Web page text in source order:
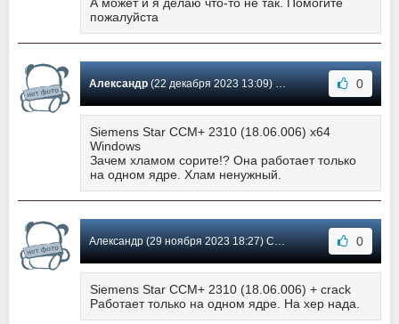
пожалуйста
Александр(22 декабря 2023 13:09) Сообщение #17 0
Siemens Star CCM+ 2310 (18.06.006) x64
Windows
Зачем хламом сорите!? Она работает только
на одном ядре. Хлам ненужный.
Александр (29 ноября 2023 18:27) Сообщение #16 0
Siemens Star CCM+ 2310 (18.06.006) + crack
Работает только на одном ядре. На хер нада.